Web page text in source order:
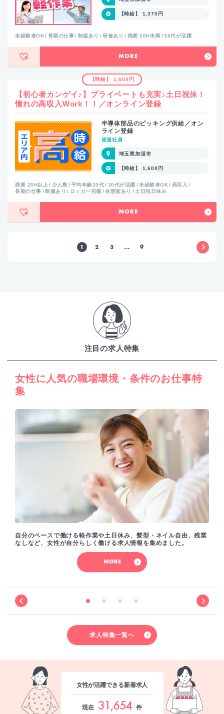
【時給】 1,370円
未経験者OK 長期の仕事 制服あり 研修あり 残業 20H未満 30代が活躍
MORE
【時給】 1,600円
【初心者カンゲイ♪】プライベートも充実♪土日祝休！
憧れの高収入Work！！／オンライン登録
半導体部品のピッキング供給／オン
ライン登録
派遣社員
埼玉県加須市
【時給】 1,600円
残業 20H以上 少人数 平均年齢20代 30代が活躍 未経験者OK
高収入
長期の仕事
制服あり ロッカー完備 休憩室あり 土日祝日休み
MORE
1 2 3 … 9
注目の求人特集
女性に人気の職場環境・条件のお仕事特
集
自分のペースで働ける軽作業や土日休み、髪型・ネイル自由、残業
なしなど、女性が自分らしく働ける求人情報を集めました。
MORE
求人特集一覧へ
女性が活躍できる新着求人
現在 31,654 件